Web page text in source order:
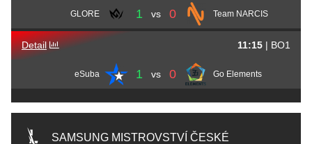
GLORE 1 vs 0 Team NARCIS
Detail
eSuba 1 vs 0 Go Elements
11:15 | BO1
SAMSUNG MISTROVSTVÍ ČESKÉ